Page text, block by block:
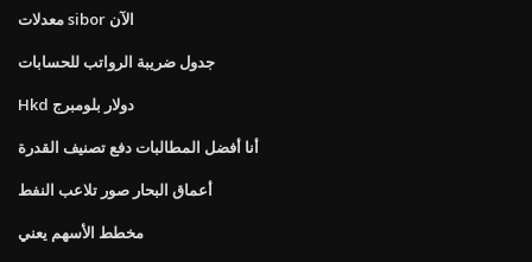
معدلات sibor الآن
جدول ضريبة الرواتب للحسابات
Hkd دولار بلومبرج
أنا أفضل المطالبات دفع تصنيف القدرة
أعماق البحار صور تلاعب النفط
مخطط الأسهم يعني